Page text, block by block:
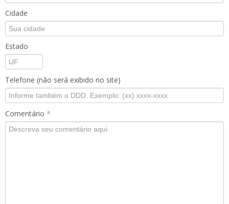
Cidade
Estado
Telefone (não será exibido no site)
Comentário *